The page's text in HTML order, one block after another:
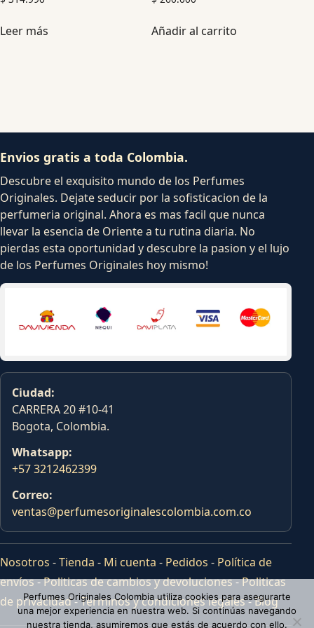
Leer más Añadir al carrito
Envios gratis a toda Colombia.
Descubre el exquisito mundo de los Perfumes
Originales. Dejate seducir por la sofisticacion de la
perfumeria original. Ahora es mas facil que nunca
llevar la esencia de Oriente a tu rutina diaria. No
pierdas esta oportunidad y descubre la pasion y el lujo
de los Perfumes Originales hoy mismo!
Ciudad:
CARRERA 20 #10-41
Bogota, Colombia.
Whatsapp:
+57 3212462399
Correo:
ventas@perfumesoriginalescolombia.com.co
Nosotros -Tienda - Mi cuenta - Pedidos - Política de
envíos-Politicas de cambios y devoluciones-Politicas
de privacidad-Terminos y condiciones legales-Blog
Perfumes Originales Colombia utiliza cookies para asegurarte
una mejor experiencia en nuestra web. Si continúas navegando
nuestra tienda, asumiremos que estás de acuerdo con ello.